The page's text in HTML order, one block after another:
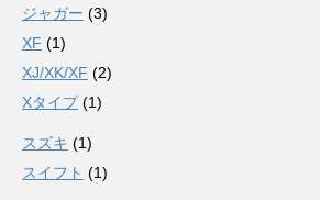
ジャガー (3)
XF (1)
XJ/XK/XF (2)
Xタイプ(1)
スズキ (1)
スイフト (1)